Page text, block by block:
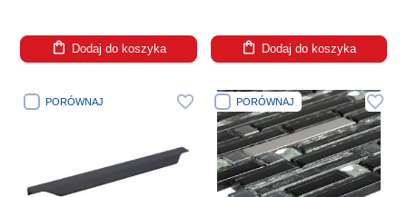
Dodaj do koszyka Dodaj do koszyka
PORÓWNAJ PORÓWNAJ